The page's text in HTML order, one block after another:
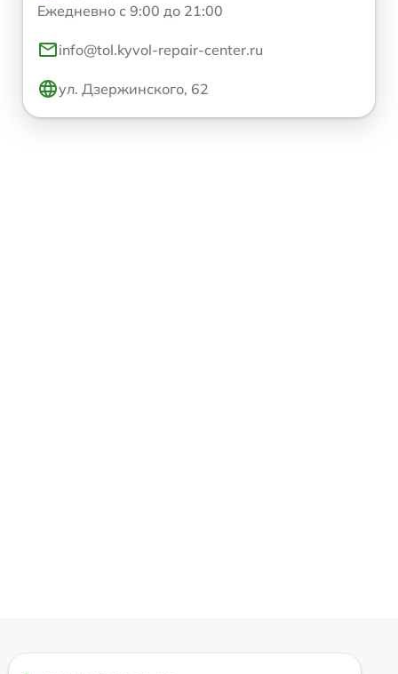
Ежедневно с 9:00 до 21:00
info@tol.kyvol-repair-center.ru
ул. Дзержинского, 62